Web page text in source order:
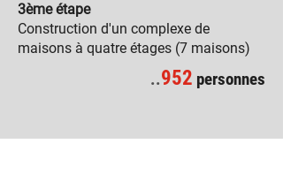
3ème étape
Construction d'un complexe de
maisons à quatre étages (7 maisons)
..952 personnes